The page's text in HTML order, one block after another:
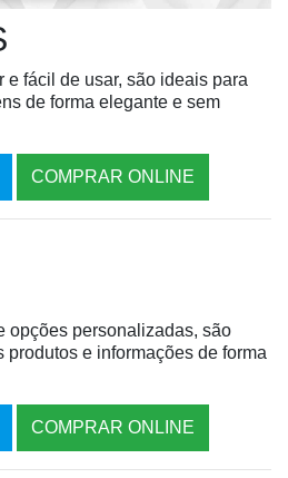
fácil de usar, são ideais para
de forma elegante e sem
COMPRAR ONLINE
opções personalizadas, são
produtos e informações de forma
COMPRAR ONLINE